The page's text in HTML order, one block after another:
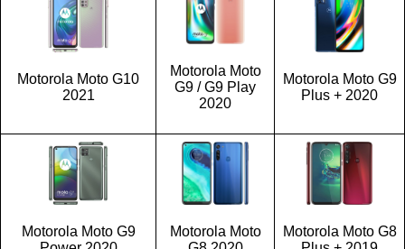
Motorola Moto G10
2021
Motorola Moto
G9 / G9 Play
2020
Motorola Moto G9
Plus + 2020
Motorola Moto G9
Motorola Moto
Motorola Moto G8